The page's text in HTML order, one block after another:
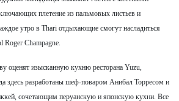
плетение из пальмовых листьев и
утро в Thari отдыхающие смогут насладиться
Roger Champagne.
оценят изысканную кухню ресторана Yuzu,
здесь разработаны шеф-поваром Анибал Торресом и
сочетающим перуанскую и японскую кухни. Все